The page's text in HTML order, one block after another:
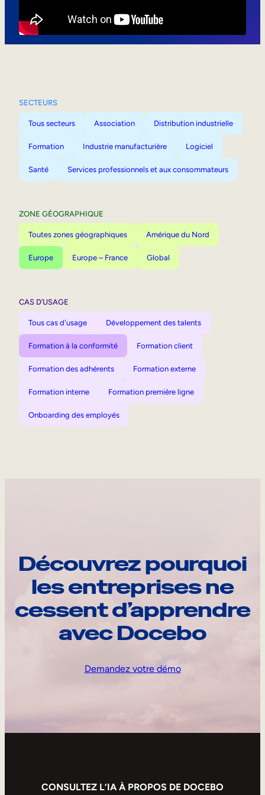
SECTEURS
Tous secteurs Association Distribution industrielle
Formation Industrie manufacturière Logiciel
Santé Services professionnels et aux consommateurs
ZONE GÉOGRAPHIQUE
Toutes zones géographiques Amérique du Nord
Europe Europe – France Global
CAS D’USAGE
Tous cas d'usage Développement des talents
Formation à la conformité Formation client
Formation des adhérents Formation externe
Formation interne Formation première ligne
Onboarding des employés
Découvrez pourquoi
les entreprises ne
cessent d’apprendre
avec Docebo
Demandez votre démo
CONSULTEZ L’IA À PROPOS DE DOCEBO